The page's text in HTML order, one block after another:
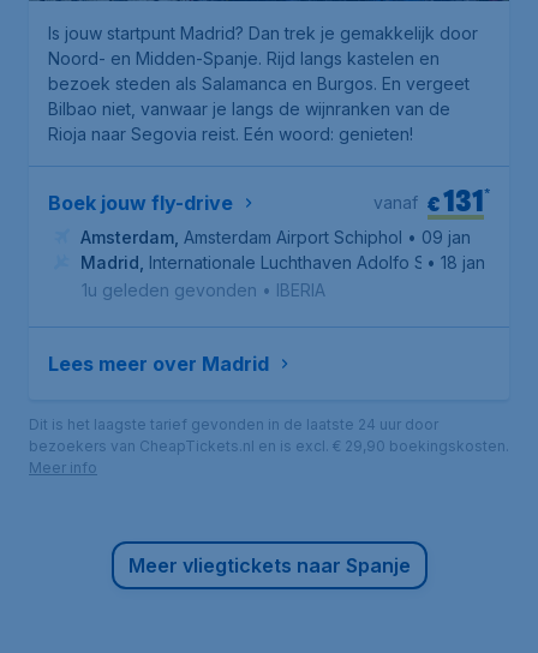
Is jouw startpunt Madrid? Dan trek je gemakkelijk door
Noord- en Midden-Spanje. Rijd langs kastelen en
bezoek steden als Salamanca en Burgos. En vergeet
Bilbao niet, vanwaar je langs de wijnranken van de
Rioja naar Segovia reist. Eén woord: genieten!
Boek jouw fly-drive €131*
vanaf
Amsterdam Amsterdam Airport Schiphol • 09 jan
Madrid Internationale Luchthaven Adolfo Suárez
• 18 jan
1u geleden gevonden • IBERIA
Lees meer over Madrid
Dit is het laagste tarief gevonden in de laatste 24 uur door
bezoekers van CheapTickets.nl en is excl. € 29,90 boekingskosten.
Meer info
Meer vliegtickets naar Spanje